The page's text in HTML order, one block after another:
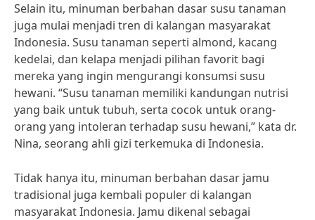
Selain itu, minuman berbahan dasar susu tanaman
juga mulai menjadi tren di kalangan masyarakat
Indonesia. Susu tanaman seperti almond, kacang
kedelai, dan kelapa menjadi pilihan favorit bagi
mereka yang ingin mengurangi konsumsi susu
hewani. “Susu tanaman memiliki kandungan nutrisi
yang baik untuk tubuh, serta cocok untuk orang-
orang yang intoleran terhadap susu hewani,” kata dr.
Nina, seorang ahli gizi terkemuka di Indonesia.
Tidak hanya itu, minuman berbahan dasar jamu
tradisional juga kembali populer di kalangan
masyarakat Indonesia. Jamu dikenal sebagai